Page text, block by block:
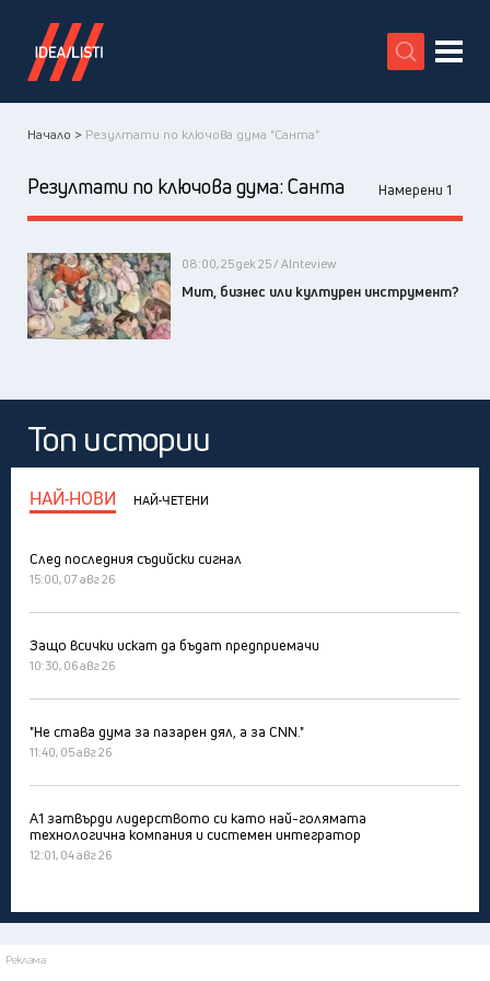
X
Начало > Резултати по ключова дума "Санта"
Резултати по ключова дума: Санта Намерени 1
08:00, 25 дек 25 / AInteview
Мит, бизнес или културен инструмент?
Топ истории
НАЙ-НОВИ НАЙ-ЧЕТЕНИ
След последния съдийски сигнал
15:00, 07 авг 26
Защо всички искат да бъдат предприемачи
10:30, 06 авг 26
"Не става дума за пазарен дял, а за CNN."
11:40, 05 авг 26
А1 затвърди лидерството си като най-голямата
технологична компания и системен интегратор
12:01, 04 авг 26
Реклама